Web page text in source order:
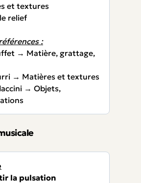
et textures
relief
:
→ Matière, grattage,
→ Matières et textures
→ Objets,
la pulsation